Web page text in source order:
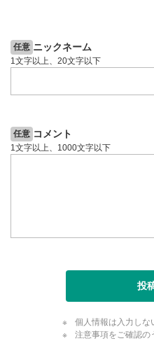
任意 ニックネーム
1文字以上、20文字以下
任意 コメント
1文字以上、1000文字以下
投
個人情報は入力しな
注意事項をご確認の